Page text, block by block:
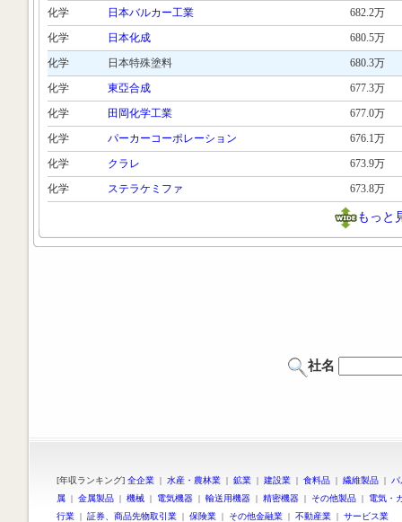
化学
日本バルカー工業
682.2万
化学
日本化成
680.5万
化学
日本特殊塗料
680.3万
化学
東亞合成
677.3万
化学
田岡化学工業
677.0万
化学
パーカーコーポレーション
676.1万
化学
クラレ
673.9万
化学
ステラケミファ 673.8万
もっと
社名
[年収ランキング] 全企業 | 水産・農林業 | 鉱業 | 建設業 | 食料品 | 繊維製品 |
属 | 金属製品 | 機械 | 電気機器 | 輸送用機器 | 精密機器 | その他製品 | 電気・
行業 | 証券、商品先物取引業 | 保険業 | その他金融業 | 不動産業 | サービス業